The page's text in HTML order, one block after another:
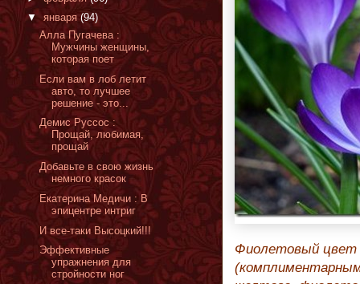
Фиолетовый цвет
▼ января (94)
Алла Пугачева :
Мужчины женщины,
которая поет
Если вам в лоб летит
авто, то лучшее
решение - это...
Демис Руссос :
Прощай, любимая,
прощай
Добавьте в свою жизнь
немного красок
Екатерина Медичи : В
эпицентре интриг
И все-таки Высоцкий!!!
Эффективные
упражнения для
стройности ног